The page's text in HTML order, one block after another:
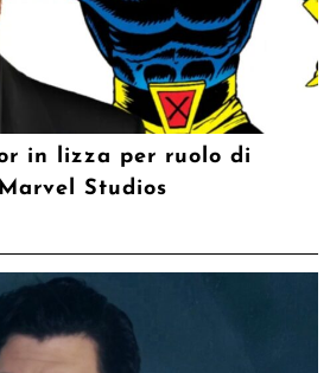
in lizza per ruolo di
Studios